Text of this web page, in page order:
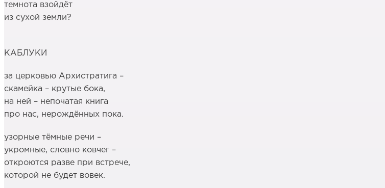
темнота взойдёт
из сухой земли?
КАБЛУКИ
за церковью Архистратига –
скамейка – крутые бока,
на ней – непочатая книга
про нас, нерождённых пока.
узорные тёмные речи –
укромные, словно ковчег –
откроются разве при встрече,
которой не будет вовек.